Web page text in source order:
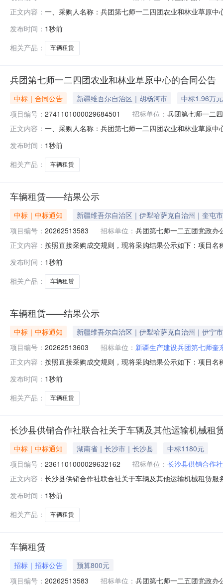
正文内容： 一、采购人名称：兵团第七师一二四团农业和林业草原
1.001900019000服务要求或标的基本概况：七、其它事
发布时间： 1秒前
相关产品：
车辆租赁
兵团第七师一二四团农业和林业草原中心的合同公告
中标｜合同公告 新疆维吾尔自治区｜胡杨河市
中标1.96万元
项目编号： 2741101000029684501 招标单位： 兵团第七师一二
正文内容： 一、采购人名称：兵团第七师一二四团农业和林业草原
1.001960019600服务要求或标的基本概况：七、其它事
发布时间： 1秒前
相关产品：
车辆租赁
车辆租赁——结果公示
中标｜中标通知
新疆维吾尔自治区｜伊犁哈萨克自治州｜奎屯市
项目编号： 20262513583 招标单位： 兵团第七师一二五团党政办
正文内容： 按照直接采购成交规则，现将采购结果公示如下：项目
2026-08-10800.0--
发布时间： 1秒前
相关产品：
车辆租赁
车辆租赁——结果公示
中标｜中标通知
新疆维吾尔自治区｜伊犁哈萨克自治州｜伊宁市
项目编号： 20262513603 招标单位： 新疆生产建设兵团第七师奎
正文内容： 按照直接采购成交规则，现将采购结果公示如下：项目
运输有限公司中选2026-08-10600.0--
发布时间： 1秒前
相关产品：
车辆租赁
长沙县供销合作社联合社关于车辆及其他运输机械租
中标｜中标通知 湖南省｜长沙市｜长沙县
中标1180元
项目编号： 2361101000029632162 招标单位： 长沙县供销合作
正文内容： 长沙县供销合作社联合社关于车辆及其他运输机械租赁
名称：湖南省长沙市长沙县报价起止时间：-二、采购单
发布时间： 1秒前
相关产品：
车辆租赁
车辆租赁
招标｜招标公告
预算800元
项目编号： 20262513583 招标单位： 兵团第七师一二五团党政办